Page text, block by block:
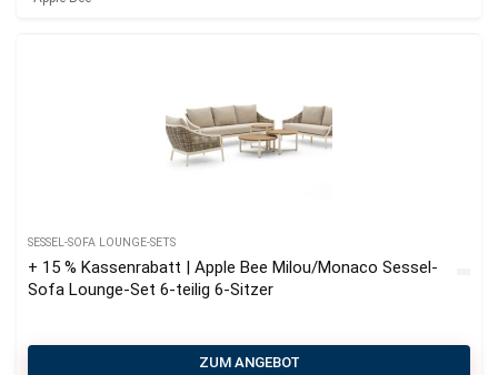
SESSEL-SOFA LOUNGE-SETS
+ 15 % Kassenrabatt | Apple Bee Milou/Monaco Sessel-
Sofa Lounge-Set 6-teilig 6-Sitzer
ZUM ANGEBOT